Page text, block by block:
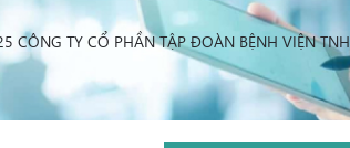
TY CỔ PHẦN TẬP ĐOÀN BỆNH VIỆN TNH